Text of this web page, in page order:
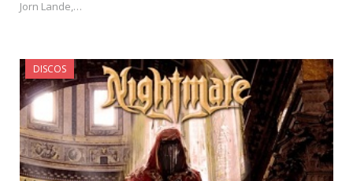
Jorn Lande,…
DISCOS